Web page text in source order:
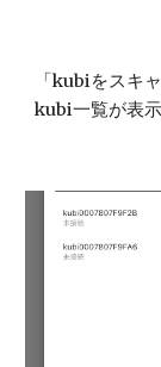
「kubiをスキ
kubi一覧が表示